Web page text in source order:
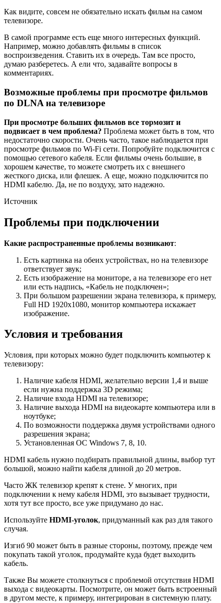
Как видите, совсем не обязательно искать фильм на самом
телевизоре.
В самой программе есть еще много интересных функций.
Например, можно добавлять фильмы в список
воспроизведения. Ставить их в очередь. Там все просто,
думаю разберетесь. А ели что, задавайте вопросы в
комментариях.
Возможные проблемы при просмотре фильмов
по DLNA на телевизоре
При просмотре больших фильмов все тормозит и
подвисает в чем проблема? Проблема может быть в том, что
недостаточно скорости. Очень часто, такое наблюдается при
просмотре фильмов по Wi-Fi сети. Попробуйте подключится с
помощью сетевого кабеля. Если фильмы очень большие, в
хорошем качестве, то можете смотреть их с внешнего
жесткого диска, или флешек. А еще, можно подключится по
HDMI кабелю. Да, не по воздуху, зато надежно.
Источник
Проблемы при подключении
Какие распространенные проблемы возникают:
Есть картинка на обеих устройствах, но на телевизоре
ответствует звук;
Есть изображение на мониторе, а на телевизоре его нет
или есть надпись, «Кабель не подключен»;
При большом разрешении экрана телевизора, к примеру,
Full HD 1920х1080, монитор компьютера искажает
изображение.
Условия и требования
Условия, при которых можно будет подключить компьютер к
телевизору:
Наличие кабеля HDMI, желательно версии 1,4 и выше
если нужна поддержка 3D режима;
Наличие входа HDMI на телевизоре;
Наличие выхода HDMI на видеокарте компьютера или в
ноутбуке;
По возможности поддержка двумя устройствами одного
разрешения экрана;
Установленная ОС Windows 7, 8, 10.
HDMI кабель нужно подбирать правильной длины, выбор тут
большой, можно найти кабеля длиной до 20 метров.
Часто ЖК телевизор крепят к стене. У многих, при
подключении к нему кабеля HDMI, это вызывает трудности,
хотя тут все просто, все уже придумано до нас.
Используйте HDMI-уголок, придуманный как раз для такого
случая.
Изгиб 90 может быть в разные стороны, поэтому, прежде чем
покупать такой уголок, продумайте куда будет выходить
кабель.
Также Вы можете столкнуться с проблемой отсутствия HDMI
выхода с видеокарты. Посмотрите, он может быть встроенный
в другом месте, к примеру, интегрирован в системную плату.